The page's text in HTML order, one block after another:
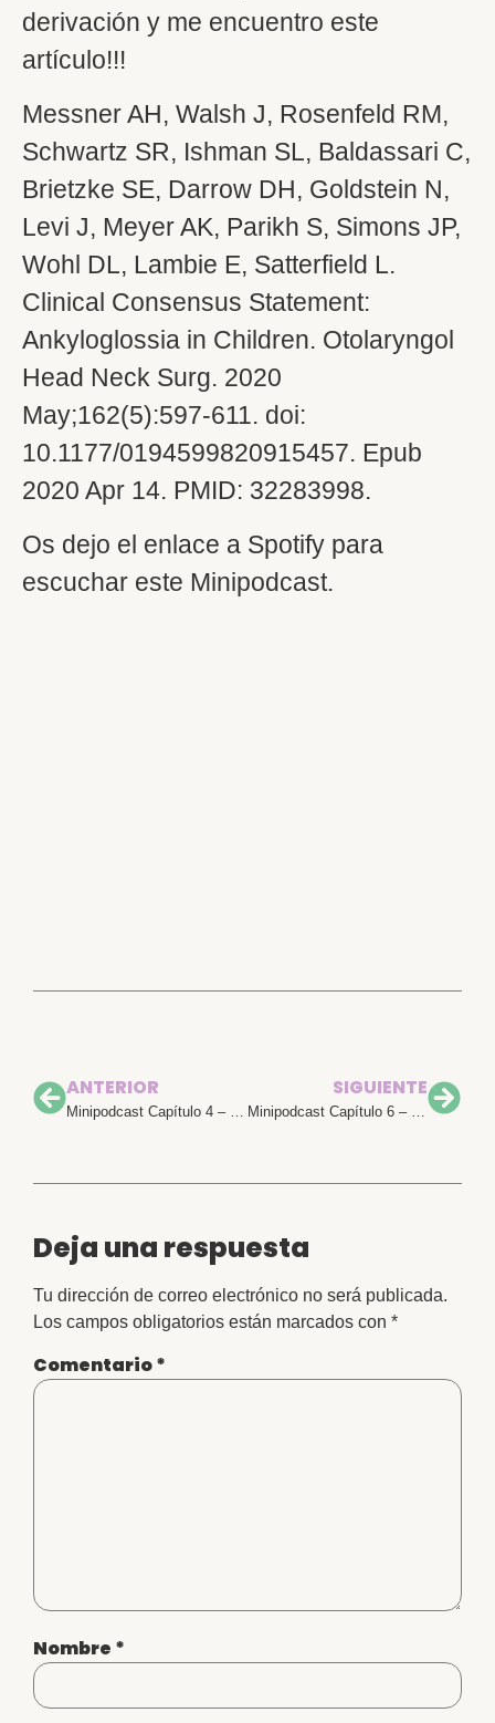
derivación y me encuentro este
artículo!!!
Messner AH, Walsh J, Rosenfeld RM,
Schwartz SR, Ishman SL, Baldassari C,
Brietzke SE, Darrow DH, Goldstein N,
Levi J, Meyer AK, Parikh S, Simons JP,
Wohl DL, Lambie E, Satterfield L.
Clinical Consensus Statement:
Ankyloglossia in Children. Otolaryngol
Head Neck Surg. 2020
May;162(5):597-611. doi:
10.1177/0194599820915457. Epub
2020 Apr 14. PMID: 32283998.
Os dejo el enlace a Spotify para
escuchar este Minipodcast.
ANTERIOR SIGUIENTE
Deja una respuesta
Tu dirección de correo electrónico no será publicada.
Los campos obligatorios están marcados con *
Comentario*
Nombre *